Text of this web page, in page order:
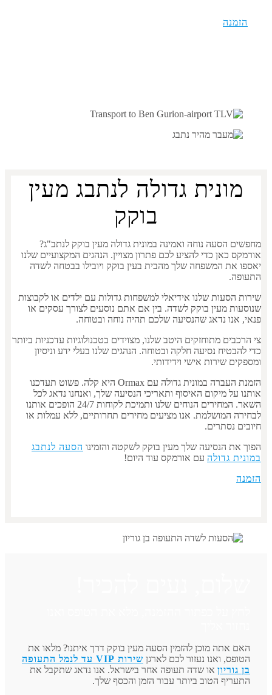
הזמנה
מונית גדולה לנתבג מעין
בוקק
מחפשים הסעה נוחה ואמינה במונית גדולה מעין בוקק לנתב"ג?
אורמקס כאן כדי להציע לכם פתרון מצויין. הנהגים המקצועיים שלנו
יאספו את המשפחה שלך מהבית בעין בוקק ויובילו בבטחה לשדה
התעופה.
שירות הסעות שלנו אידיאלי למשפחות גדולות עם ילדים או לקבוצות
שנוסעות מעין בוקק לשדה. בין אם אתם נוסעים לצורך עסקים או
פנאי, אנו נדאג שהנסיעה שלכם תהיה נוחה ובטוחה.
צי הרכבים מתוחזקים היטב שלנו, מצוידים בטכנולוגיות עדכניות ביותר
כדי להבטיח נסיעה חלקה ובטוחה. הנהגים שלנו בעלי ידע וניסיון
ומספקים שירות אישי וידידותי.
הזמנת העברה במונית גדולה עם Ormax היא קלה. פשוט תעדכנו
אותנו על מיקום האיסוף ותאריכי הנסיעה שלך, ואנחנו נדאג לכל
השאר. המחירים הנוחים שלנו ותמיכת לקוחות 24/7 הופכים אותנו
לבחירה המושלמת. אנו מציעים מחירים תחרותיים, ללא עמלות או
חיובים נסתרים.
הפוך את הנסיעה שלך מעין בוקק לשקטה והזמינו הסעה לנתבג
במונית גדולה עם אורמקס עוד היום!
הזמנה
האם אתה מוכן להזמין הסעה מעין בוקק דרך איתנו? מלאו את
הטופס, ואנו נעזור לכם לארגן
שירות VIP עד לנמל התעופה
בן גוריון או שדה תעופה אחר בישראל. אנו נדאג שתקבל את
התעריף הטוב ביותר עבור הזמן והכסף שלך.